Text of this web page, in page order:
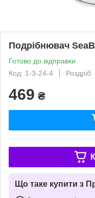
Подрібнювач
Готово до відправки
Код: 1-3-24-4
Роздріб
469 ₴
Що таке купити з